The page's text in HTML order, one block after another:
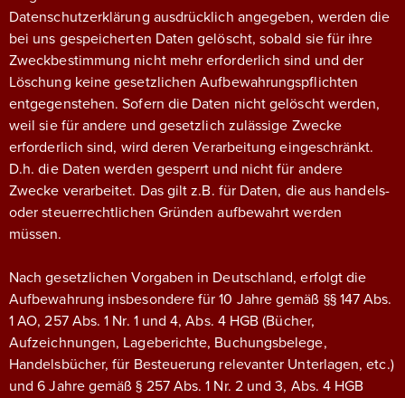
Datenschutzerklärung ausdrücklich angegeben, werden die
bei uns gespeicherten Daten gelöscht, sobald sie für ihre
Zweckbestimmung nicht mehr erforderlich sind und der
Löschung keine gesetzlichen Aufbewahrungspflichten
entgegenstehen. Sofern die Daten nicht gelöscht werden,
weil sie für andere und gesetzlich zulässige Zwecke
erforderlich sind, wird deren Verarbeitung eingeschränkt.
D.h. die Daten werden gesperrt und nicht für andere
Zwecke verarbeitet. Das gilt z.B. für Daten, die aus handels-
oder steuerrechtlichen Gründen aufbewahrt werden
müssen.
Nach gesetzlichen Vorgaben in Deutschland, erfolgt die
Aufbewahrung insbesondere für 10 Jahre gemäß §§ 147 Abs.
1 AO, 257 Abs. 1 Nr. 1 und 4, Abs. 4 HGB (Bücher,
Aufzeichnungen, Lageberichte, Buchungsbelege,
Handelsbücher, für Besteuerung relevanter Unterlagen, etc.)
und 6 Jahre gemäß § 257 Abs. 1 Nr. 2 und 3, Abs. 4 HGB